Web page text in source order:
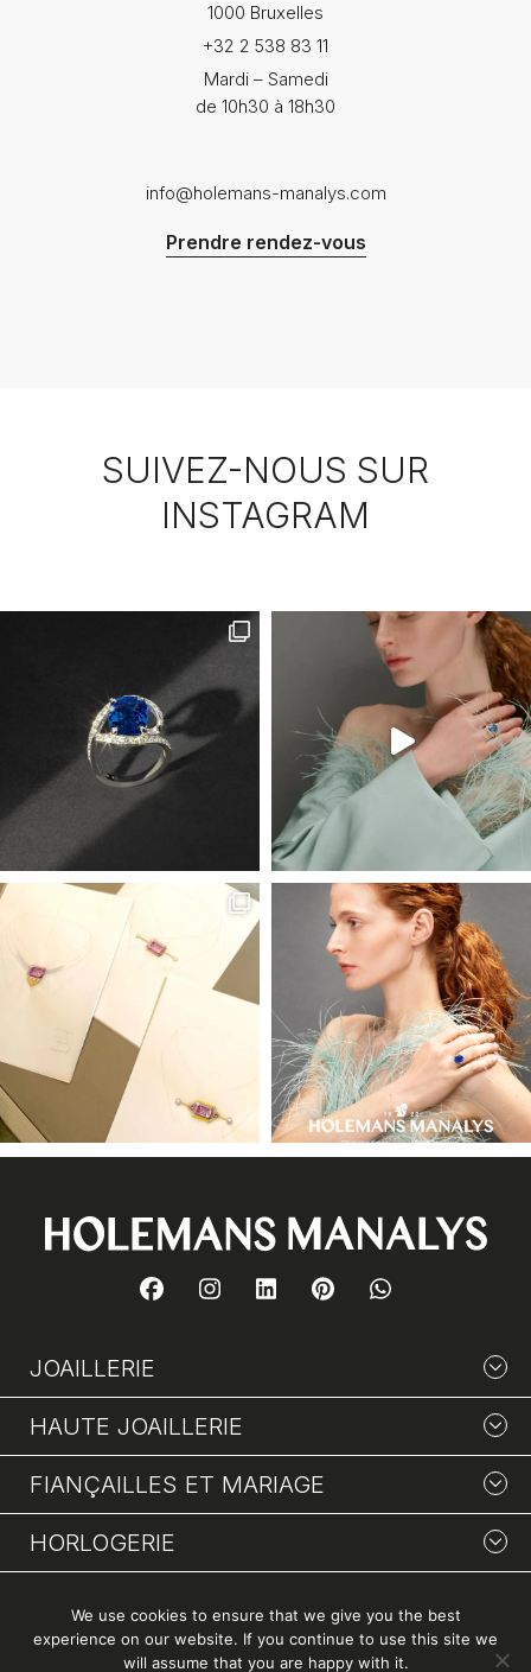
1000 Bruxelles
+32 2 538 83 11
Mardi – Samedi
de 10h30 à 18h30
info@holemans-manalys.com
Prendre rendez-vous
SUIVEZ-NOUS SUR
INSTAGRAM
JOAILLERIE
HAUTE JOAILLERIE
FIANÇAILLES ET MARIAGE
HORLOGERIE
LA MAISON
We use cookies to ensure that we give you the best
experience on our website. If you continue to use this site we
will assume that you are happy with it.